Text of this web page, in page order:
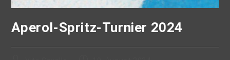
Aperol-Spritz-Turnier 2024